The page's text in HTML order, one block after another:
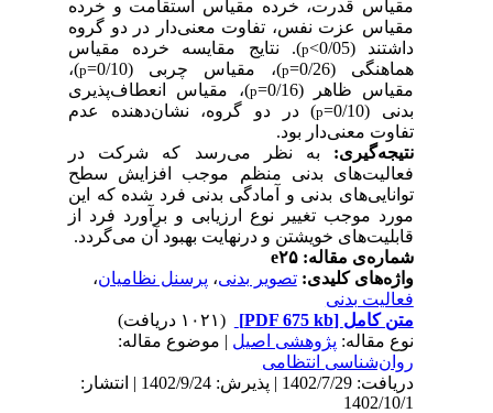
مقیاس قدرت،خرده مقیاس استقامت و خرده
مقیاس عزت‌ نفس،تفاوت معنی‌دار در دو گروه
داشتند (0/05>
p). نتایج مقایسه خرده مقیاس
هماهنگی(0/26=
p)، مقیاس چربی(0/10=
p)،
مقیاس ظاهر (0/16=
p)، مقیاس انعطاف‌پذیری
بدنی (0/10=
p) در دو گروه، نشان‌دهنده عدم
تفاوت معنی‌دار بود.
نتیجه‌گیری:
به نظر می‌رسد که شرکت در
فعالیت‌های بدنی منظم موجب افزایش سطح
توانایی‌های بدنی و آمادگی بدنی فرد شده که این
مورد موجب تغییر نوع ارزیابی و برآورد فرد از
قابلیت‌های خویشتن و درنهایت بهبود آن می‌گردد.
شماره‌ی مقاله: e۲۵
واژه‌های کلیدی:تصویر بدنی،پرسنل نظامیان،
فعالیت بدنی
متن کامل[PDF 675 kb]
نوع مقاله:پژوهشی اصيل| موضوع مقاله:
روان‌شناسی انتظامی
دریافت: 1402/7/29 | پذیرش: 1402/9/24 | انتشار:
1402/10/1